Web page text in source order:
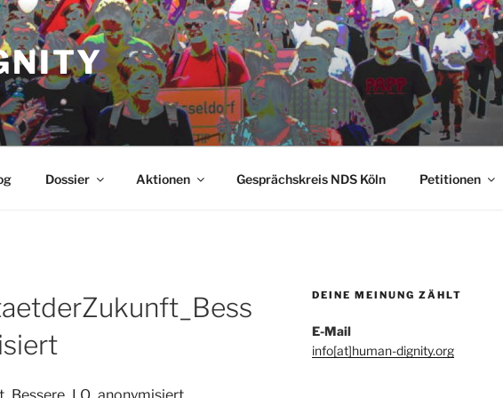
Dossier Aktionen Gesprächskreis NDS Köln Petitionen
DEINE MEINUNG ZÄHLT
E-Mail
info[at]human-dignity.org